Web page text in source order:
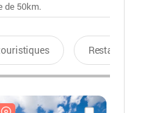
de 50km.
Restaurants